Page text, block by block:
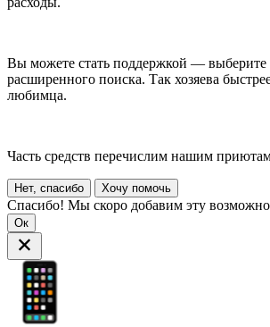
Вы можете стать поддержкой — выберите
расширенного поиска. Так хозяева
любимца.
Часть средств перечислим нашим
Нет, спасибо Хочу помочь
Спасибо! Мы скоро добавим эту
Ок